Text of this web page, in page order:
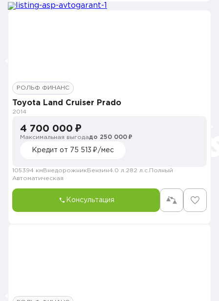
РОЛЬФ ФИНАНС
Toyota Land Cruiser Prado
2014
4 700 000 ₽
Максимальная выгодадо 250 000 ₽
Кредит от 75 513 ₽/мес
105394 км Внедорожник Бензин4.0 л. 282 л.с. Полный
Автоматическая
Консультация